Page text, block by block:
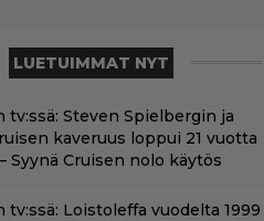
LUETUIMMAT NYT
tv:ssä: Steven Spielbergin ja
kaveruus loppui 21 vuotta
Syynä Cruisen nolo käytös
tv:ssä: Loistoleffa vuodelta 1999